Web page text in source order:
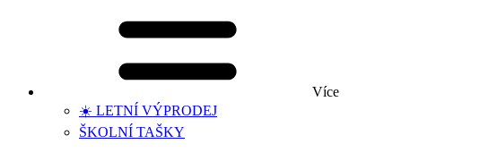
Více
☀️ LETNÍ VÝPRODEJ
ŠKOLNÍ TAŠKY